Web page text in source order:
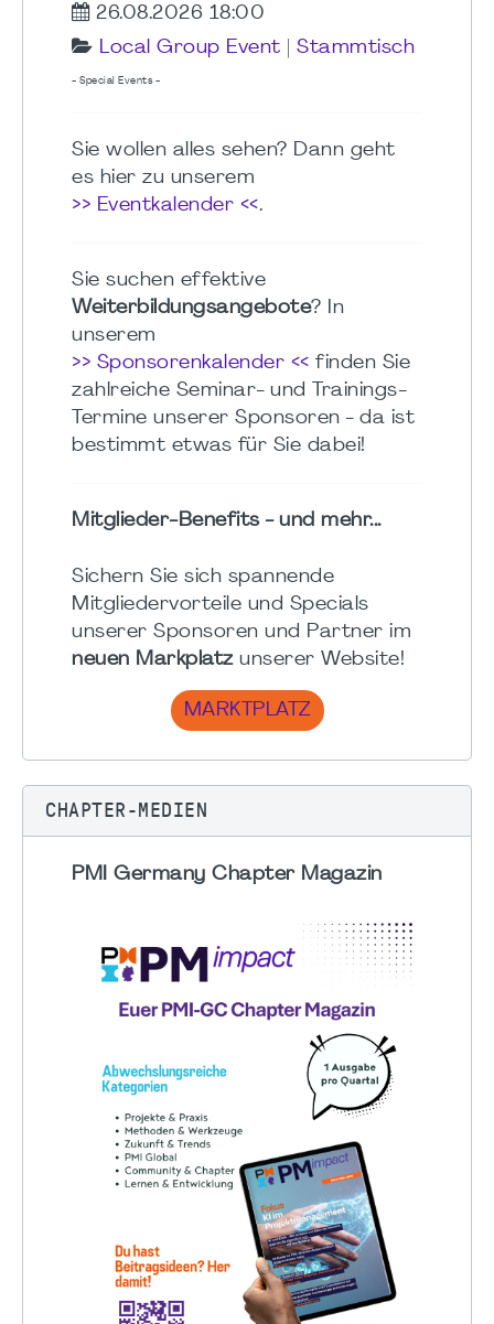
26.08.2026 18:00
Local Group Event
Stammtisch
- Special Events -
Sie wollen alles sehen? Dann geht
es hier zu unserem
>> Eventkalender <<.
Sie suchen effektive
Weiterbildungsangebote? In
unserem
>> Sponsorenkalender << finden Sie
zahlreiche Seminar- und Trainings-
Termine unserer Sponsoren - da ist
bestimmt etwas für Sie dabei!
Mitglieder-Benefits - und mehr...
Sichern Sie sich spannende
Mitgliedervorteile und Specials
unserer Sponsoren und Partner im
neuen Markplatzunserer Website!
MARKTPLATZ
CHAPTER-MEDIEN
PMI Germany Chapter Magazin